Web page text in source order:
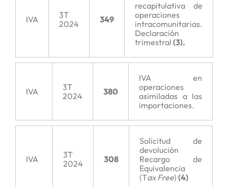
IVA
3T
2024
349
recapitulativa de
operaciones
intracomunitarias.
Declaración
trimestral (3).
IVA
3T
2024
380
IVA en
operaciones
asimiladas a las
importaciones.
IVA
3T
2024
308
Solicitud de
devolución
Recargo de
Equivalencia
(Tax Free) (4)